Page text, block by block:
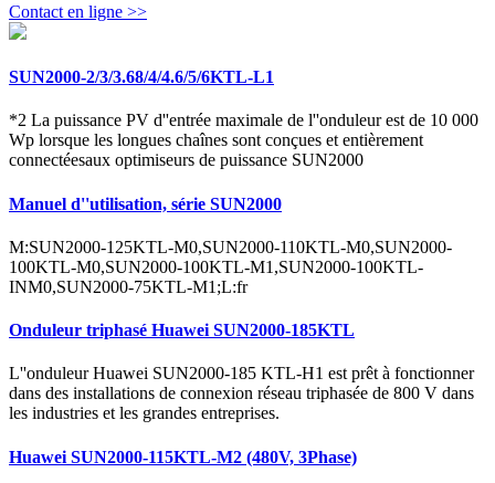
Contact en ligne >>
SUN2000-2/3/3.68/4/4.6/5/6KTL-L1
*2 La puissance PV d''entrée maximale de l''onduleur est de 10 000
Wp lorsque les longues chaînes sont conçues et entièrement
connectéesaux optimiseurs de puissance SUN2000
Manuel d''utilisation, série SUN2000
M:SUN2000-125KTL-M0,SUN2000-110KTL-M0,SUN2000-
100KTL-M0,SUN2000-100KTL-M1,SUN2000-100KTL-
INM0,SUN2000-75KTL-M1;L:fr
Onduleur triphasé Huawei SUN2000-185KTL
L''onduleur Huawei SUN2000-185 KTL-H1 est prêt à fonctionner
dans des installations de connexion réseau triphasée de 800 V dans
les industries et les grandes entreprises.
Huawei SUN2000-115KTL-M2 (480V, 3Phase)